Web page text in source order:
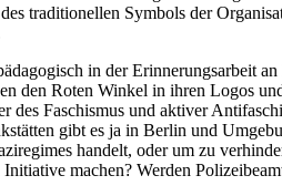
traditionellen Symbols der
in der Erinnerungsarbeit
den Roten Winkel in ihren Logos
Faschismus und aktiver
gibt es ja in Berlin und
handelt, oder um zu
machen? Werden